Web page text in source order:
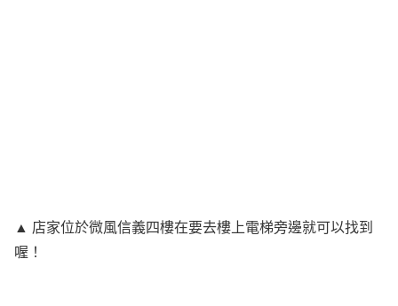
▲ 店家位於微風信義四樓在要去樓上電梯旁邊就可以找到
喔！